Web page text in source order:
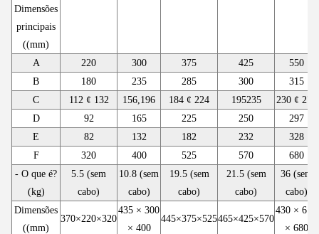
Dimensões
principais
((mm)
A
220 300 375 425
550
B
180 235 285 300
315
C
112 ¢ 132 156,196 184 ¢ 224 195­235
230 ¢ 270
D
92 165 225 250
297
E
82 132 182 232
328
F
320 400 525 570
680
- O que é?
(kg)
5.5 (sem
cabo)
10.8 (sem
cabo)
19.5 (sem
cabo)
21.5 (sem
cabo)
36 (sem
cabo)
Dimensões
((mm)
370×220×320
435 × 300
× 400
445×375×525465×425×570
430 × 610
× 680